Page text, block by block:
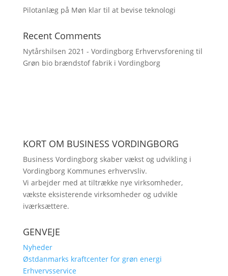
Pilotanlæg på Møn klar til at bevise teknologi
Recent Comments
Nytårshilsen 2021 - Vordingborg Erhvervsforeningtil
Grøn bio brændstof fabrik i Vordingborg
KORT OM BUSINESS VORDINGBORG
Business Vordingborg skaber vækst og udvikling i
Vordingborg Kommunes erhvervsliv.
Vi arbejder med at tiltrække nye virksomheder,
vækste eksisterende virksomheder og udvikle
iværksættere.
GENVEJE
Nyheder
Østdanmarks kraftcenter for grøn energi
Erhvervsservice